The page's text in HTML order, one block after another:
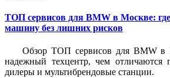
ТОП сервисов для BMW в Москве:
машину без лишних рисков
Обзор ТОП сервисов для BMW в
надежный техцентр, чем отличаются
дилеры и мультибрендовые станции.